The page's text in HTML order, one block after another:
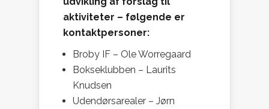
aktiviteter – følgende er
kontaktpersoner:
Broby IF – Ole Worregaard
Bokseklubben – Laurits
Knudsen
Udendørsarealer – Jørn